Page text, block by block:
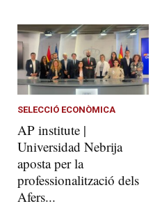
SELECCIÓ ECONÒMICA
AP institute |
Universidad Nebrija
aposta per la
professionalització dels
Afers...